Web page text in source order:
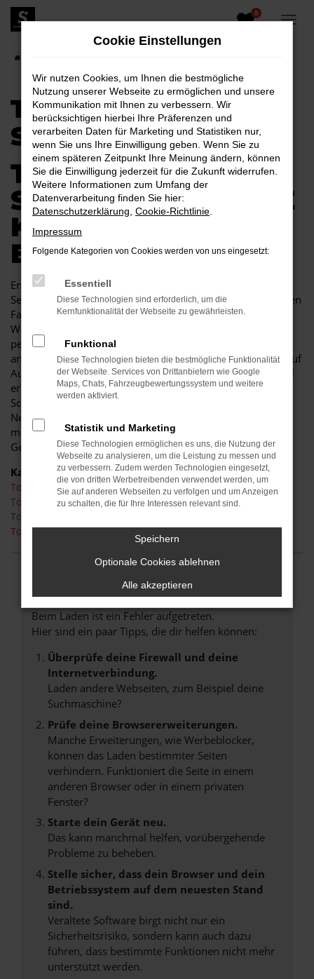
Zum
Hauptinhalt
0
TOYOTA C-HR FÜR
SENFTENBERG
TOYOTA C-HR FÜR
SENFTENBERG EINE
KOMBINATION, DIE
EINFACH PASST
Endlich angekommen: mit einem Toyota C-HR in
Senftenberg machen Sie alles richtig und sitzen im perfekten
Fahrzeug für diese Stadt. Einerseits sind Sie dank der
Wendigkeit und der sparsamen und effizienten Motoren
perfekt auf den Stadtverkehr von Senftenberg eingerichtet,
andererseits ist der Toyota C-HR jedoch auch für Fahrten auf
Autobahn oder Landstraße geeignet. Das vielseitige Modell
erhalten Sie als Kunde aus Senftenberg im Autohaus
Schiefelbein. Wir bieten Ihnen den Toyota C-HR sowohl als
Neuwagen als auch als Tageszulassung. Wer noch etwas
mehr sparen möchte, entscheidet sich für ein
Gebrauchtfahrzeug oder einen Jahreswagen.
Kategorie
Toyota C-HR Senftenberg
Toyota C-HR Tageszulassung Senftenberg
Toyota C-HR Neuwagen Senftenberg
Toyota C-HR Gebrauchtwagen Senftenberg
FEHLER: NETWORK ERROR
Beim Laden ist ein Fehler aufgetreten.
Hier sind ein paar Tipps, die dir helfen können:
Überprüfe deine Firewall und deine
Internetverbindung.
Laden andere Webseiten, zum Beispiel deine
Suchmaschine?
Prüfe deine Browsererweiterungen.
Manche Erweiterungen, wie Werbeblocker,
können das Laden bestimmter Seiten
verhindern. Funktioniert die Seite in einem
anderen Browser oder in einem privaten
Fenster?
Starte dein Gerät neu.
Das kann manchmal helfen, vorübergehende
Probleme zu beheben.
Stelle sicher, dass dein Browser und dein
Betriebssystem auf dem neuesten Stand
sind.
Veraltete Software birgt nicht nur ein
Sicherheitsrisiko, sondern kann auch dazu
führen, dass bestimmte Funktionen nicht mehr
unterstützt werden.
Cookie Einstellungen
Wir nutzen Cookies, um Ihnen die bestmögliche
Nutzung unserer Webseite zu ermöglichen und unsere
Kommunikation mit Ihnen zu verbessern. Wir
berücksichtigen hierbei Ihre Präferenzen und
verarbeiten Daten für Marketing und Statistiken nur,
wenn Sie uns Ihre Einwilligung geben. Wenn Sie zu
einem späteren Zeitpunkt Ihre Meinung ändern, können
Sie die Einwilligung jederzeit für die Zukunft widerrufen.
Weitere Informationen zum Umfang der
Datenverarbeitung finden Sie hier:
Datenschutzerklärung Cookie-Richtlinie
Impressum
Folgende Kategorien von Cookies werden von uns eingesetzt:
Essentiell
Diese Technologien sind erforderlich, um die
Kernfunktionalität der Webseite zu gewährleisten.
Funktional
Diese Technologien bieten die bestmögliche Funktionalität
der Webseite. Services von Drittanbietern wie Google
Maps, Chats, Fahrzeugbewertungssystem und weitere
werden aktiviert.
Statistik und Marketing
Diese Technologien ermöglichen es uns, die Nutzung der
Webseite zu analysieren, um die Leistung zu messen und
zu verbessern. Zudem werden Technologien eingesetzt,
die von dritten Werbetreibenden verwendet werden, um
Sie auf anderen Webseiten zu verfolgen und um Anzeigen
zu schalten, die für Ihre Interessen relevant sind.
Speichern
Optionale Cookies ablehnen
Alle akzeptieren